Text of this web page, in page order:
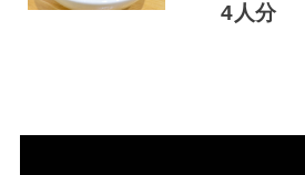
4人分